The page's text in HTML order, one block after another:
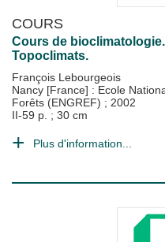
COURS
Cours de
Topoclimats.
François Lebourgeois
Nancy [France] : Ecole
Forêts (ENGREF) ; 2002
II-59 p. ; 30 cm
Plus d'information...